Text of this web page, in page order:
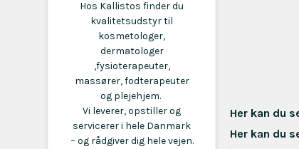
Hos Kallistos finder du
kvalitetsudstyr til
kosmetologer,
dermatologer
,fysioterapeuter,
massører, fodterapeuter
og plejehjem.
Vi leverer, opstiller og
servicerer i hele Danmark
– og rådgiver dig hele vejen.
Her kan du
Her kan du